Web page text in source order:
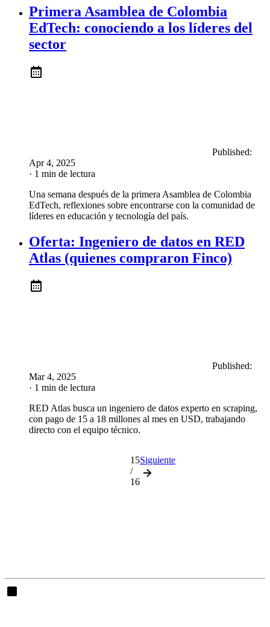
Primera Asamblea de Colombia
EdTech: conociendo a los líderes del
sector
Published:
Apr 4, 2025
· 1 min de lectura
Una semana después de la primera Asamblea de Colombia
EdTech, reflexiones sobre encontrarse con la comunidad de
líderes en educación y tecnología del país.
Oferta: Ingeniero de datos en RED
Atlas (quienes compraron Finco)
Published:
Mar 4, 2025
· 1 min de lectura
RED Atlas busca un ingeniero de datos experto en scraping,
con pago de 15 a 18 millones al mes en USD, trabajando
directo con el equipo técnico.
15
/
16
Siguiente